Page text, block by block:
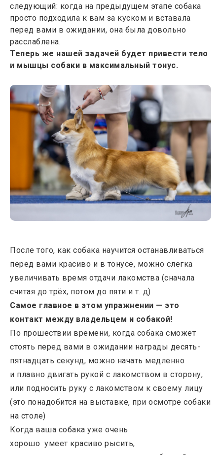
следующий: когда на предыдущем этапе собака
просто подходила к вам за куском и вставала
перед вами в ожидании, она была довольно
расслаблена.
Теперь же нашей задачей будет привести тело
и мышцы собаки в максимальный тонус.
После того, как собака научится останавливаться
перед вами красиво и в тонусе, можно слегка
увеличивать время отдачи лакомства (сначала
считая до трёх, потом до пяти и т. д)
Самое главное в этом упражнении — это
контакт между владельцем и собакой!
По прошествии времени, когда собака сможет
стоять перед вами в ожидании награды десять-
пятнадцать секунд, можно начать медленно
и плавно двигать рукой с лакомством в сторону,
или подносить руку с лакомством к своему лицу
(это понадобится на выставке, при осмотре собаки
на столе)
Когда ваша собака уже очень
хорошо умеет красиво рысить,